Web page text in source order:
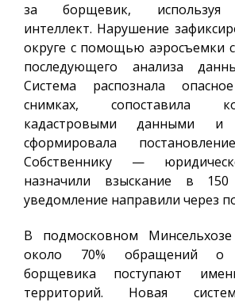
за борщевик, используя
интеллект. Нарушение
округе с помощью аэросъемки
последующего анализа
Система распознала
снимках, сопоставила
кадастровыми данными и
сформировала
Собственнику —
назначили взыскание в
уведомление направили через
В подмосковном
около 70% обращений о
борщевика поступают
территорий. Новая